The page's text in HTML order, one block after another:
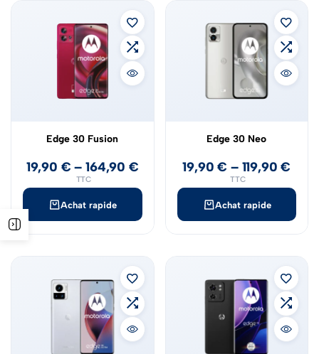
Achat rapide
Edge 30 Fusion
19,90 € –164,90 €
TTC
Achat rapide
Edge 30 Neo
19,90€ – 119,90€
TTC